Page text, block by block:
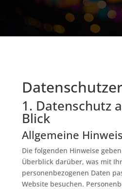
1. Datenschutz
Blick
Allgemeine
Die folgenden Hinweise
Überblick darüber, was mit
personenbezogenen Daten
Website besuchen.